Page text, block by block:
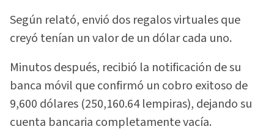
Según relató, envió dos regalos virtuales que
creyó tenían un valor de un dólar cada uno.
Minutos después, recibió la notificación de su
banca móvil que confirmó un cobro exitoso de
9,600 dólares (250,160.64 lempiras), dejando su
cuenta bancaria completamente vacía.